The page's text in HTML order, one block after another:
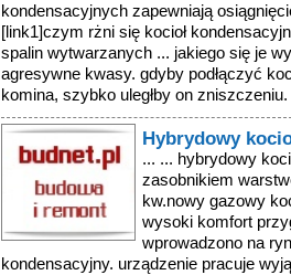
kondensacyjnych zapewniają
[link1]czym rżni się kocioł
spalin wytwarzanych ... jakiego się je
agresywne kwasy. gdyby podłączyć
komina, szybko uległby on zniszczeniu.
Hybrydowy
... ... hybrydowy
zasobnikiem
kw.nowy gazowy
wysoki komfort
wprowadzono na
kondensacyjny. urządzenie pracuje